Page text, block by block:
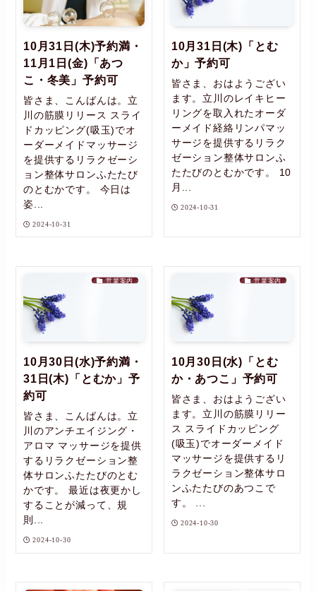
10月31日(木)予約満・
11月1日(金)「あつ
こ・冬美」予約可
皆さま、こんばんは。立
川の筋膜リリース スライ
ドカッピング(吸玉)でオ
ーダーメイドマッサージ
を提供するリラクゼーシ
ョン整体サロンふたたび
のとむかです。 今日は
姿...
2024-10-31
10月31日(木)「とむ
か」予約可
皆さま、おはようござい
ます。立川のレイキヒー
リングを取入れたオーダ
ーメイド経絡リンパマッ
サージを提供するリラク
ゼーション整体サロンふ
たたびのとむかです。 10
月...
2024-10-31
営業案内
10月30日(水)予約満・
31日(木)「とむか」予
約可
皆さま、こんばんは。立
川のアンチエイジング・
アロマ マッサージを提供
するリラクゼーション整
体サロンふたたびのとむ
かです。 最近は夜更かし
することが減って、規
則...
2024-10-30
営業案内
10月30日(水)「とむ
か・あつこ」予約可
皆さま、おはようござい
ます。立川の筋膜リリー
ス スライドカッピング
(吸玉)でオーダーメイド
マッサージを提供するリ
ラクゼーション整体サロ
ンふたたびのあつこで
す。 ...
2024-10-30